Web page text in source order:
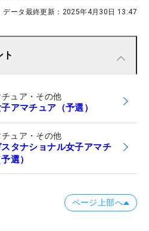
データ最終更新： 2025年4月30日 13:47
ト
チュア・その他
アマチュア（予選）
チュア・その他
タナショナル女子アマチ
選）
ページ上部へ